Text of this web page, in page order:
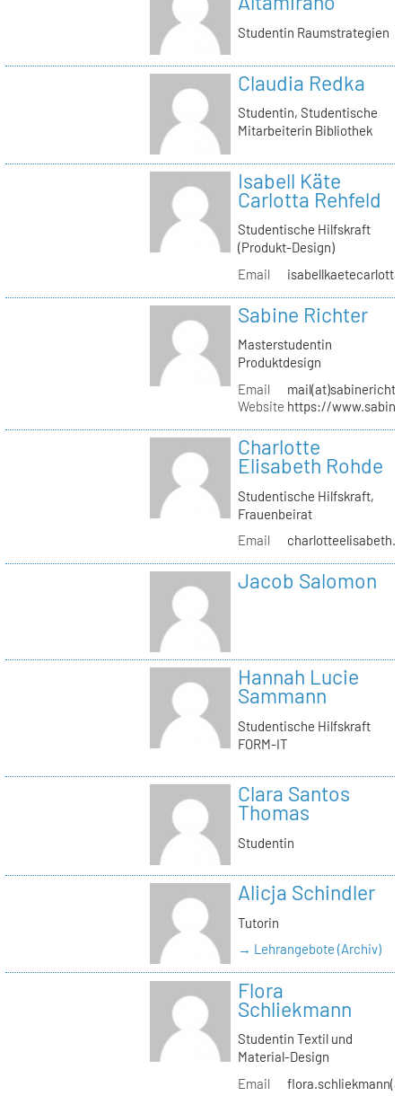
Studentin Raumstrategien
Claudia Redka
Studentin, Studentische
Mitarbeiterin Bibliothek
Isabell Käte
Carlotta Rehfeld
Studentische Hilfskraft
(Produkt-Design)
Email
Sabine Richter
Masterstudentin
Produktdesign
Email
Website https://
Charlotte
Elisabeth Rohde
Studentische Hilfskraft,
Frauenbeirat
Email
Jacob Salomon
Hannah Lucie
Sammann
Studentische Hilfskraft
FORM-IT
Clara Santos
Thomas
Studentin
Alicja Schindler
Tutorin
→ Lehrangebote (Archiv)
Flora
Schliekmann
Studentin Textil und
Material-Design
Email